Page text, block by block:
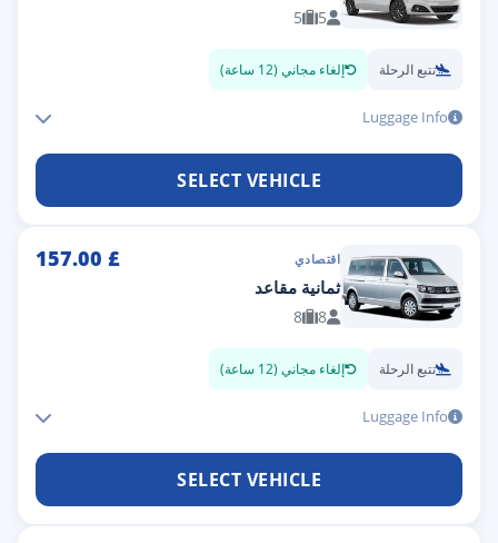
5
5
تتبع الرحلة إلغاء مجاني (12 ساعة)
Luggage Info
SELECT VEHICLE
اقتصادي £
157.00
ثمانية مقاعد
8
8
تتبع الرحلة إلغاء مجاني (12 ساعة)
Luggage Info
SELECT VEHICLE